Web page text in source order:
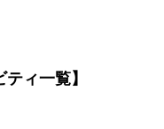
ィ一覧】